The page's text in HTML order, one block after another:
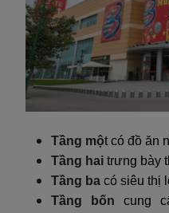
Tầng một có đồ ăn
Tầng hai trưng bày
Tầng ba có siêu thị
Tầng bốn cung